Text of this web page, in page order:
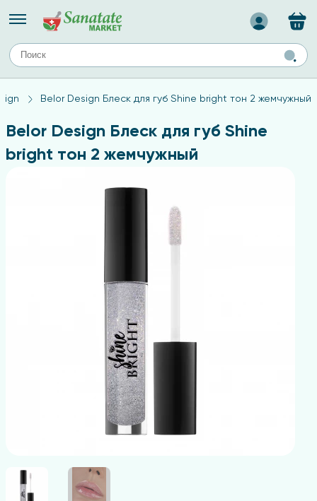
лица
Назад
ТИПЫ КОЖИ
Средства для комбинированной кожи
Средства для проблемной кожи
Средства для жирной кожи
Belor Design Блеск для губ Shine bright тон 2 жемчужный
Belor Design Блеск для губ Shine
bright тон 2 жемчужный